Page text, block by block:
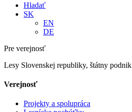
Hladať
SK
EN
DE
Pre verejnosť
Lesy Slovenskej republiky, štátny podnik
Verejnosť
Projekty a spolupráca